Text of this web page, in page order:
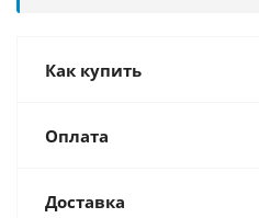
Как купить
Оплата
Доставка